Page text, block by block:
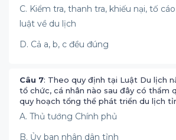
C. Kiểm tra, thanh tra, khiếu nại, tố
luật về du lịch
D. Cả a, b, c đều đúng
Câu 7: Theo quy định tại Luật Du lịch
tổ chức, cá nhân nào sau đây có thẩm
quy hoạch tổng thể phát triển du lịch
A. Thủ tướng Chính phủ
B. Ủy ban nhân dân tỉnh